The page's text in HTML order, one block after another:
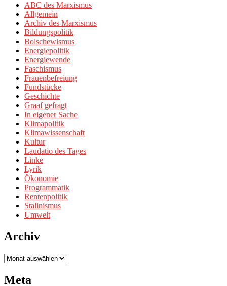
ABC des Marxismus
Allgemein
Archiv des Marxismus
Bildungspolitik
Bolschewismus
Energiepolitik
Energiewende
Faschismus
Frauenbefreiung
Fundstücke
Geschichte
Graaf gefragt
In eigener Sache
Klimapolitik
Klimawissenschaft
Kultur
Laudatio des Tages
Linke
Lyrik
Ökonomie
Programmatik
Rentenpolitik
Stalinismus
Umwelt
Archiv
Archiv
Meta